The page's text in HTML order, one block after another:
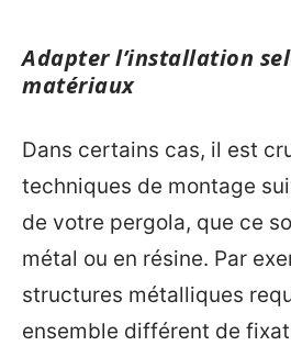
Adapter l’installation
matériaux
Dans certains cas, il est
techniques de montage
de votre pergola, que ce
métal ou en résine. Par
structures métalliques
ensemble différent de